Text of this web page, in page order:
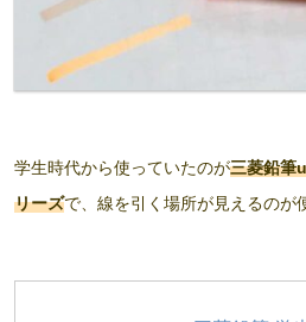
学生時代から使っていたのが三菱鉛筆
リーズで、線を引く場所が見えるのが